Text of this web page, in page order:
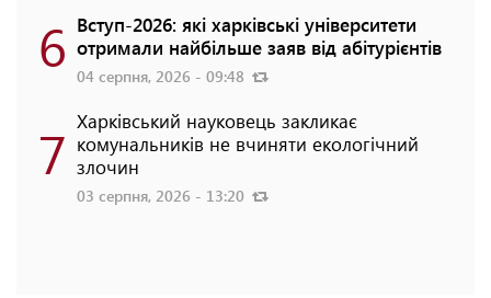
6 Вступ-2026: які харківські університети
отримали найбільше заяв від абітурієнтів
04 серпня, 2026 - 09:48
7 Харківський науковець закликає
комунальників не вчиняти екологічний
злочин
03 серпня, 2026 - 13:20